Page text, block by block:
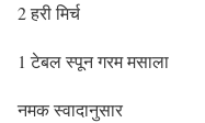
2 हरी मिर्च
1 टेबल स्पून गरम मसाला
नमक स्वादानुसार